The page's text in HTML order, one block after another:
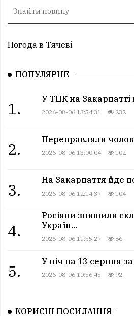
Погода в Тячеві
ПОПУЛЯРНЕ
1.
У ТЦК на
2026-08-06 13:54:31 232
2.
Переправляли
2026-08-06 13:00:04 102
3.
На Закарпаття йде
2026-08-06 12:14:37 104
4.
Росіяни знищили
Україн...
2026-08-06 11:35:27 86
5.
У ніч на 13 серпня
2026-08-06 10:56:45 92
КОРИСНІ ПОСИЛАННЯ